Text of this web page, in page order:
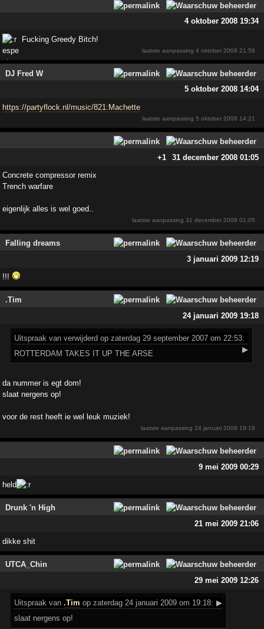
4 oktober 2008 19:34
Fucking Greedy Bitch!
laatste aanpassing4 oktober 2008 21:58
DJ Fred W
5 oktober 2008 14:04
https://partyflock.nl/music/821:Machette
laatste aanpassing5 oktober 2008 14:21
+1 31 december 2008 01:05
Concrete compressor remix
Trench warfare
eigenlijk alles is wel goed..
laatste aanpassing31 december 2008 01:05
Falling dreams
3 januari 2009 12:19
!!!
.Tim
24 januari 2009 19:18
Uitspraak van verwijderd op zaterdag 29 september 2007 om 22:53:
▶
ROTTERDAM TAKES IT UP THE ARSE
da nummer is egt dom!
slaat nergens op!
voor de rest heeft ie wel leuk muziek!
laatste aanpassing24 januari 2009 19:19
9 mei 2009 00:29
held
Drunk 'n High
21 mei 2009 21:06
dikke shit
UTCA_Chin
29 mei 2009 12:26
Uitspraak van.Tim op zaterdag 24 januari 2009 om 19:18: ▶
slaat nergens op!